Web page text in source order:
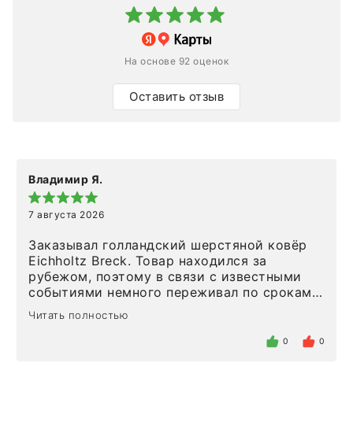
На основе 92 оценок
Оставить отзыв
Владимир Я.
7 августа 2026
Заказывал голландский шерстяной ковёр
Eichholtz Breck. Товар находился за
рубежом, поэтому в связи с известными
событиями немного переживал по срокам.
Но homeadore привезли ровно в
определенное в договоре время, без
Читать полностью
0 0